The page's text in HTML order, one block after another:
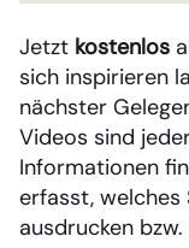
Jetzt kostenlos
sich inspirieren
nächster
Videos sind
Informationen
erfasst, welches
ausdrucken